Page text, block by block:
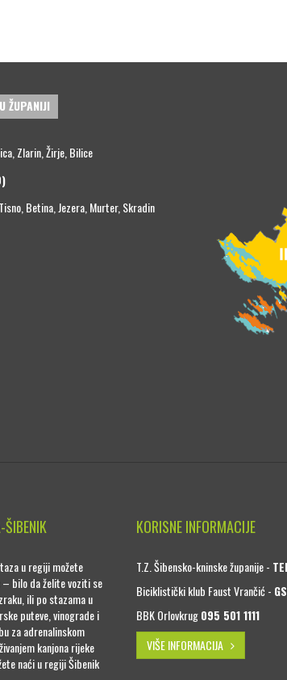
ŽUPANIJI
Zlarin, Žirje, Bilice
Betina, Jezera, Murter, Skradin
u regiji možete
bilo da želite voziti se
ili po stazama u
puteve, vinograde i
za adrenalinskom
kanjona rijeke
naći u regiji Šibenik
KORISNE INFORMACIJE
T.Z. Šibensko-kninske županije -
Biciklistički klub Faust Vrančić -
BBK Orlovkrug095 501 1111
VIŠE INFORMACIJA